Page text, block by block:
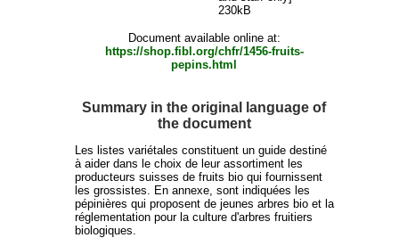
230kB
Document available online at:
https://shop.fibl.org/chfr/1456-fruits-
pepins.html
Summary in the original language of
the document
Les listes variétales constituent un guide destiné
à aider dans le choix de leur assortiment les
producteurs suisses de fruits bio qui fournissent
les grossistes. En annexe, sont indiquées les
pépinières qui proposent de jeunes arbres bio et la
réglementation pour la culture d'arbres fruitiers
biologiques.